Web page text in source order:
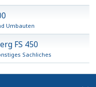
Umbauten
FS 450
Sachliches